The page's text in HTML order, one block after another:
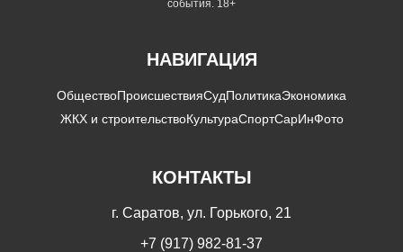
события. 18+
НАВИГАЦИЯ
ОбществоПроисшествияСудПолитикаЭкономика
ЖКХ и строительствоКультураСпортСарИнФото
КОНТАКТЫ
г. Саратов, ул. Горького, 21
+7 (917) 982-81-37